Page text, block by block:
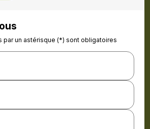
par un astérisque (*) sont obligatoires